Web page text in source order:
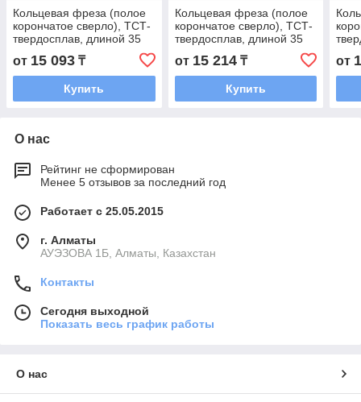
Кольцевая фреза (полое
корончатое сверло), ТСТ-
твердосплав, длиной 35
мм и Ø 15 мм.
от 15 093 ₸
Купить
Кольцевая фреза (полое
корончатое сверло), ТСТ-
твердосплав, длиной 35
мм и Ø 16 мм.
от 15 214₸
Купить
от
О нас
Рейтинг не сформирован
Менее 5 отзывов за последний год
Работает с 25.05.2015
г. Алматы
АУЭЗОВА 1Б, Алматы, Казахстан
Контакты
Сегодня выходной
Показать весь график работы
О нас